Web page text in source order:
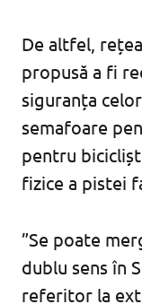
De altfel,
propusă a fi
siguranța
semafoare
pentru
fizice a pistei
”Se poate
dublu sens în
referitor la